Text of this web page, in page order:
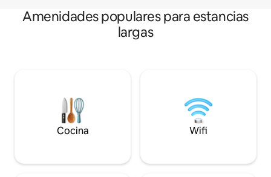
Amenidades populares para estancias
largas
Cocina Wifi